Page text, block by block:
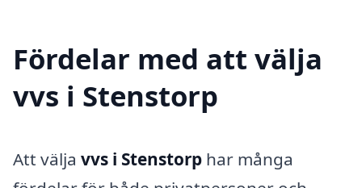
Fördelar med att välja
vvs i Stenstorp
Att välja vvs i Stenstorp har många